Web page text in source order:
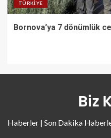
TÜRKIYE
Bornova’ya 7 dönümlük
Biz
Haberler | Son Dakika